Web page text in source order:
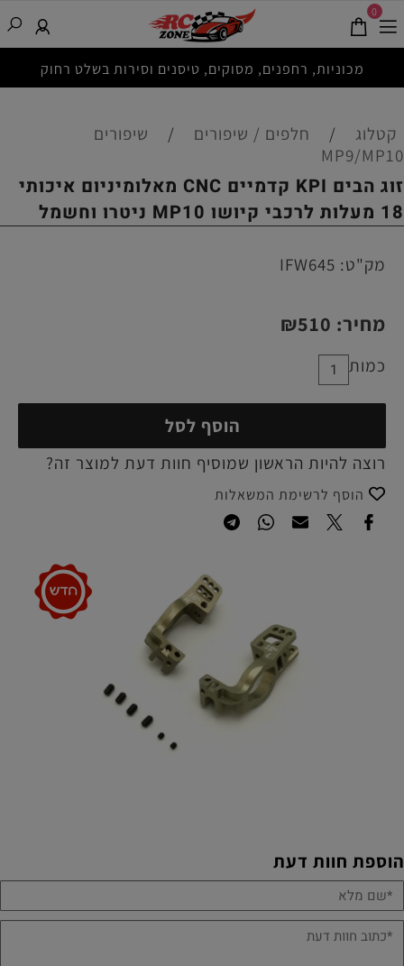
מכוניות, רחפנים, מסוקים, טיסנים וסירות בשלט רחוק
0
קטלוג / חלפים / שיפורים /
שיפורים
MP9/MP10
זוג הבים KPI קדמיים CNC מאלומיניום איכותי
18 מעלות לרכבי קיושו MP10 ניטרו וחשמל
מק"ט: IFW645
מחיר: ₪510
כמות
הוסף לסל
רוצה להיות הראשון שמוסיף חוות דעת למוצר זה?
הוסף לרשימת המשאלות
הוספת חוות דעת